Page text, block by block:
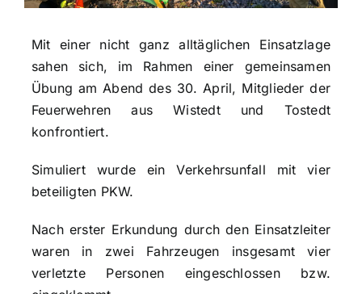
Mit einer nicht ganz alltäglichen Einsatzlage
sahen sich, im Rahmen einer gemeinsamen
Übung am Abend des 30. April, Mitglieder der
Feuerwehren aus Wistedt und Tostedt
konfrontiert.
Simuliert wurde ein Verkehrsunfall mit vier
beteiligten PKW.
Nach erster Erkundung durch den Einsatzleiter
waren in zwei Fahrzeugen insgesamt vier
verletzte Personen eingeschlossen bzw.